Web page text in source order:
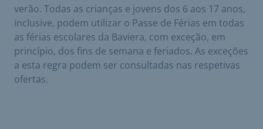
verão. Todas as crianças e jovens dos 6 aos 17 anos,
inclusive, podem utilizar o Passe de Férias em todas
as férias escolares da Baviera, com exceção, em
princípio, dos fins de semana e feriados. As exceções
a esta regra podem ser consultadas nas respetivas
ofertas.